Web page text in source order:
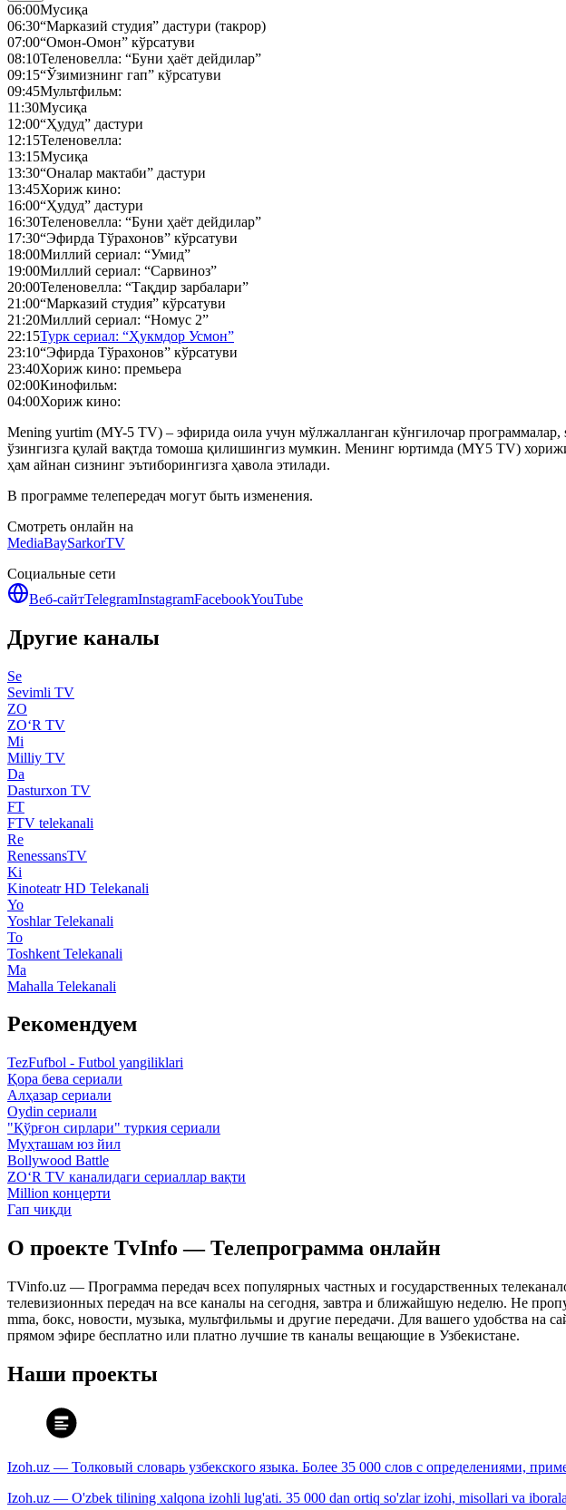
06:00Мусиқа
06:30“Марказий студия” дастури (такрор)
07:00“Омон-Омон” кўрсатуви
08:10Теленовелла: “Буни ҳаёт дейдилар”
09:15“Ўзимизнинг гап” кўрсатуви
09:45Мультфильм:
11:30Мусиқа
12:00“Ҳудуд” дастури
12:15Теленовелла:
13:15Мусиқа
13:30“Оналар мактаби” дастури
13:45Хориж кино:
16:00“Ҳудуд” дастури
16:30Теленовелла: “Буни ҳаёт дейдилар”
17:30“Эфирда Тўрахонов” кўрсатуви
18:00Миллий сериал: “Умид”
19:00Миллий сериал: “Сарвиноз”
20:00Теленовелла: “Тақдир зарбалари”
21:00“Марказий студия” кўрсатуви
21:20Миллий сериал: “Номус 2”
22:15Турк сериал: “Ҳукмдор Усмон”
23:10“Эфирда Тўрахонов” кўрсатуви
23:40Хориж кино: премьера
02:00Кинофильм:
04:00Хориж кино:
Mening yurtim (MY-5 TV) – эфирида оила учун мўлжалланган кўнгилочар программалар,
ўзингизга қулай вақтда томоша қилишингиз мумкин. Менинг юртимда (MY5 TV)
ҳам айнан сизнинг эътиборингизга ҳавола этилади.
В программе телепередач могут быть изменения.
Смотреть онлайн на
MediaBaySarkorTV
Социальные сети
Веб-сайтTelegramInstagramFacebookYouTube
Другие каналы
Se
Sevimli TV
ZO
ZO‘R TV
Mi
Milliy TV
Da
Dasturxon TV
FT
FTV telekanali
Re
RenessansTV
Ki
Kinoteatr HD Telekanali
Yo
Yoshlar Telekanali
To
Toshkent Telekanali
Ma
Mahalla Telekanali
Рекомендуем
TezFufbol - Futbol yangiliklari
Қора бева сериали
Алҳазар сериали
Oydin сериали
"Қўрғон сирлари" туркия сериали
Муҳташам юз йил
Bollywood Battle
ZO‘R TV каналидаги сериаллар вақти
Million концерти
Гап чиқди
О проекте TvInfo — Телепрограмма онлайн
TVinfo.uz — Программа передач всех популярных частных и государственных
телевизионных передач на все каналы на сегодня, завтра и ближайшую неделю. Не
mma, бокс, новости, музыка, мультфильмы и другие передачи. Для вашего удобства на
прямом эфире бесплатно или платно лучшие тв каналы вещающие в Узбекистане.
Наши проекты
Izoh.uz — Толковый словарь узбекского языка. Более 35 000 слов с определениями,
Izoh.uz — O'zbek tilining xalqona izohli lug'ati. 35 000 dan ortiq so'zlar izohi, misollari va